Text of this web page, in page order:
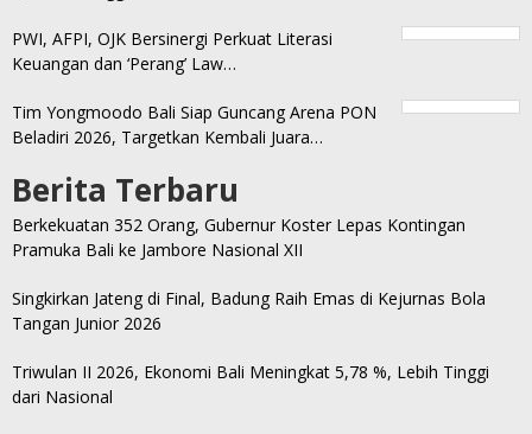
PWI, AFPI, OJK Bersinergi Perkuat Literasi
Keuangan dan ‘Perang’ Law…
Tim Yongmoodo Bali Siap Guncang Arena PON
Beladiri 2026, Targetkan Kembali Juara…
Berita Terbaru
Berkekuatan 352 Orang, Gubernur Koster Lepas Kontingan
Pramuka Bali ke Jambore Nasional XII
Singkirkan Jateng di Final, Badung Raih Emas di Kejurnas Bola
Tangan Junior 2026
Triwulan II 2026, Ekonomi Bali Meningkat 5,78 %, Lebih Tinggi
dari Nasional